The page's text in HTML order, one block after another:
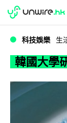
韓
WWDC 2026
科技娛樂 生
韓國大學